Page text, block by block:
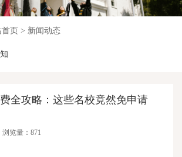
页 > 新闻动态
全攻略：这些名校竟然免申请
览量：871